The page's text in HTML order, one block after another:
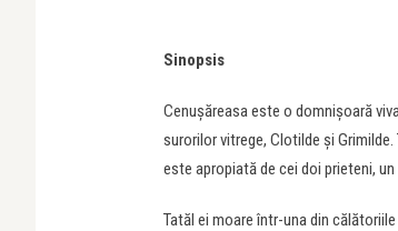
Sinopsis
Cenușăreasa este o domnișoară
surorilor vitrege, Clotilde și
este apropiată de cei doi prieteni,
Tatăl ei moare într-una din